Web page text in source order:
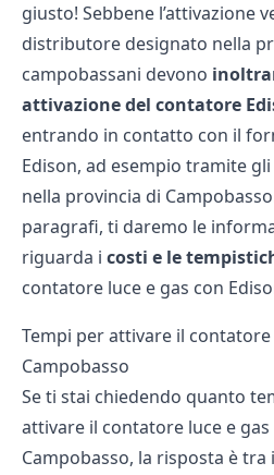
giusto! Sebbene l’attivazione
distributore designato nella
campobassani devono
attivazione del contatore
entrando in contatto con il
Edison, ad esempio tramite
nella provincia di
paragrafi, ti daremo le
riguarda i costi e le
contatore luce e gas con
Tempi per attivare il contatore
Campobasso
Se ti stai chiedendo quanto
attivare il contatore luce e gas
Campobasso, la risposta è